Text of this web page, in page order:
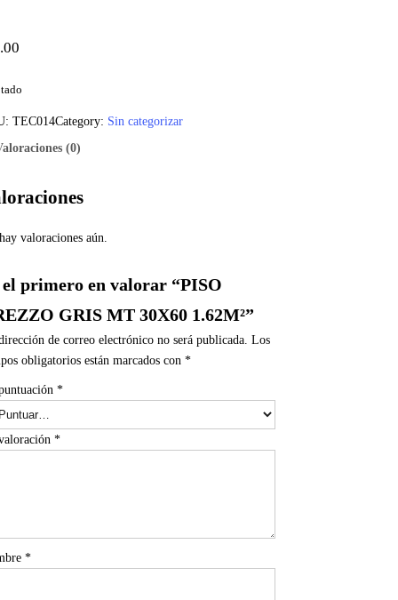
TEC014Category: Sin categorizar
(0)
valoraciones aún.
el primero en valorar “PISO
GRIS MT 30X60 1.62M²”
de correo electrónico no será publicada. Los
obligatorios están marcados con *
*
*
*